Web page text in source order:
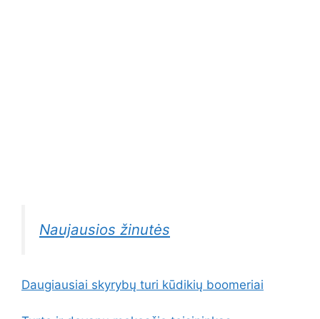
Naujausios žinutės
Daugiausiai skyrybų turi kūdikių boomeriai